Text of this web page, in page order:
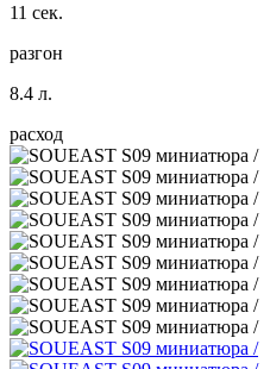
11 сек.
разгон
8.4 л.
расход